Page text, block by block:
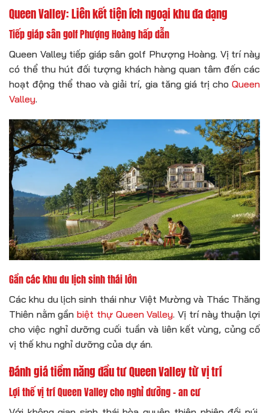
Queen Valley: Liên kết tiện ích ngoại khu đa dạng
Tiếp giáp sân golf Phượng Hoàng hấp dẫn
Queen Valley tiếp giáp sân golf Phượng Hoàng. Vị trí này
có thể thu hút đối tượng khách hàng quan tâm đến các
hoạt động thể thao và giải trí, gia tăng giá trị cho Queen
Valley.
Gần các khu du lịch sinh thái lớn
Các khu du lịch sinh thái như Việt Mường và Thác Thăng
Thiên nằm gầnbiệt thự Queen Valley. Vị trí này thuận lợi
cho việc nghỉ dưỡng cuối tuần và liên kết vùng, củng cố
vị thế khu nghỉ dưỡng của dự án.
Đánh giá tiềm năng đầu tư Queen Valley từ vị trí
Lợi thế vị trí Queen Valley cho nghỉ dưỡng – an cư